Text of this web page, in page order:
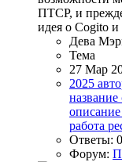
ПТСР, и
идея о Cogito и
Дева
Тема
27 Мар
2025
название
описание
работа
Ответы: 0
Форум: